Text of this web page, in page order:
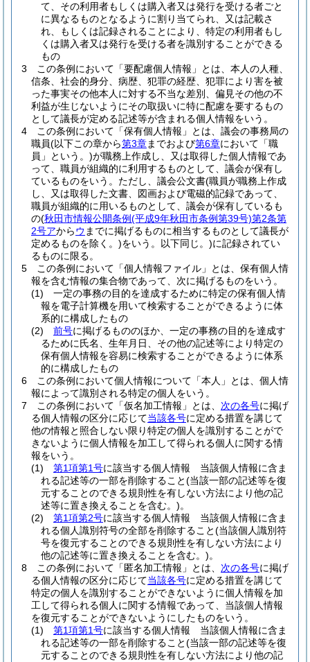
て、その利用者もしくは購入者又は発行を受ける者ごと
に異なるものとなるように割り当てられ、又は記載さ
れ、もしくは記録されることにより、特定の利用者もし
くは購入者又は発行を受ける者を識別することができる
もの
3
この条例において「要配慮個人情報」とは、本人の人種、
信条、社会的身分、病歴、犯罪の経歴、犯罪により害を被
った事実その他本人に対する不当な差別、偏見その他の不
利益が生じないようにその取扱いに特に配慮を要するもの
として議長が定める記述等が含まれる個人情報をいう。
4
この条例において「保有個人情報」とは、議会の事務局の
職員(以下この章から第3章までおよび第6章において「職
員」という。)が職務上作成し、又は取得した個人情報であ
って、職員が組織的に利用するものとして、議会が保有し
ているものをいう。 ただし、議会公文書(職員が職務上作成
し、又は取得した文書、図画および電磁的記録であって、
職員が組織的に用いるものとして、議会が保有しているも
の(秋田市情報公開条例(平成9年秋田市条例第39号)第2条第
2号アからウ までに掲げるものに相当するものとして議長が
定めるものを除く。)をいう。以下同じ。)に記録されてい
るものに限る。
5
この条例において「個人情報ファイル」とは、保有個人情
報を含む情報の集合物であって、次に掲げるものをいう。
(1)
一定の事務の目的を達成するために特定の保有個人情
報を電子計算機を用いて検索することができるように体
系的に構成したもの
(2)
前号に掲げるもののほか、一定の事務の目的を達成す
るために氏名、生年月日、その他の記述等により特定の
保有個人情報を容易に検索することができるように体系
的に構成したもの
6
この条例において個人情報について「本人」とは、個人情
報によって識別される特定の個人をいう。
7
この条例において「仮名加工情報」とは、 次の各号に掲げ
る個人情報の区分に応じて当該各号に定める措置を講じて
他の情報と照合しない限り特定の個人を識別することがで
きないように個人情報を加工して得られる個人に関する情
報をいう。
(1)
第1項第1号に該当する個人情報 当該個人情報に含ま
れる記述等の一部を削除すること(当該一部の記述等を復
元することのできる規則性を有しない方法により他の記
述等に置き換えることを含む。)。
(2)
第1項第2号に該当する個人情報 当該個人情報に含ま
れる個人識別符号の全部を削除すること(当該個人識別符
号を復元することのできる規則性を有しない方法により
他の記述等に置き換えることを含む。)。
8
この条例において「匿名加工情報」とは、 次の各号に掲げ
る個人情報の区分に応じて当該各号に定める措置を講じて
特定の個人を識別することができないように個人情報を加
工して得られる個人に関する情報であって、当該個人情報
を復元することができないようにしたものをいう。
(1)
第1項第1号に該当する個人情報 当該個人情報に含ま
れる記述等の一部を削除すること(当該一部の記述等を復
元することのできる規則性を有しない方法により他の記